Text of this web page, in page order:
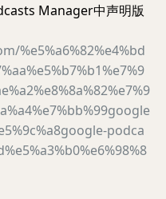
Manager中声明版
%e5%a6%82%e4%bd
podca